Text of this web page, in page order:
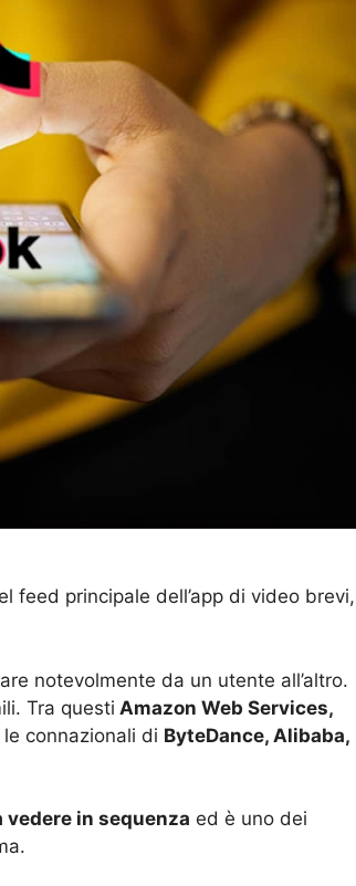
feed principale dell’app di video brevi,
notevolmente da un utente all’altro.
Tra questi Amazon Web Services,
connazionali di ByteDance, Alibaba,
in sequenza ed è uno dei